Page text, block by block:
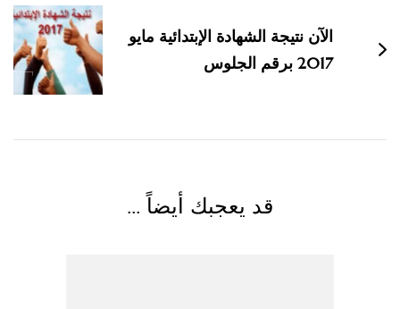
الآن نتيجة الشهادة الإبتدائية مايو
2017 برقم الجلوس
قد يعجبك أيضاً ...